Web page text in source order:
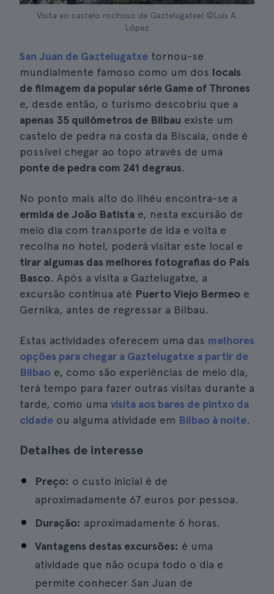
Visita ao castelo rochoso de Gaztelugatxe| ©Luis A.
López
San Juan de Gaztelugatxe tornou-se
mundialmente famoso como um dos locais
de filmagem da popular série Game of Thrones
e, desde então, o turismo descobriu que a
apenas 35 quilómetros de Bilbau existe um
castelo de pedra na costa da Biscaia, onde é
possível chegar ao topo através de uma
ponte de pedra com 241 degraus.
No ponto mais alto do ilhéu encontra-se a
ermida de João Batista e, nesta excursão de
meio dia com transporte de ida e volta e
recolha no hotel, poderá visitar este local e
tirar algumas das melhores fotografias do País
Basco. Após a visita a Gaztelugatxe, a
excursão continua até Puerto Viejo Bermeo e
Gernika, antes de regressar a Bilbau.
Estas actividades oferecem uma das melhores
opções para chegar a Gaztelugatxe a partir de
Bilbao e, como são experiências de meio dia,
terá tempo para fazer outras visitas durante a
tarde, como uma visita aos bares de pintxo da
cidade ou alguma atividade em Bilbao à noite.
Detalhes de interesse
Preço: o custo inicial é de
aproximadamente 67 euros por pessoa.
Duração: aproximadamente 6 horas.
Vantagens destas excursões: é uma
atividade que não ocupa todo o dia e
permite conhecer San Juan de